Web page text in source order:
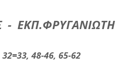
- ΕΚΠ.ΦΡΥΓΑΝΙΩΤΗ
48-46, 65-62